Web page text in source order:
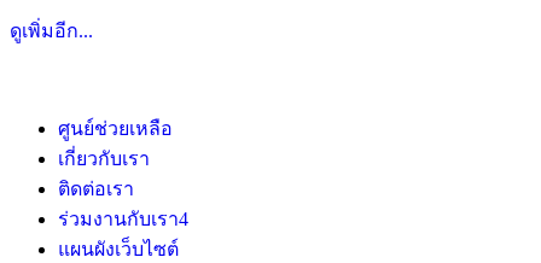
ดูเพิ่มอีก...
ศูนย์ช่วยเหลือ
เกี่ยวกับเรา
ติดต่อเรา
ร่วมงานกับเรา4
แผนผังเว็บไซต์